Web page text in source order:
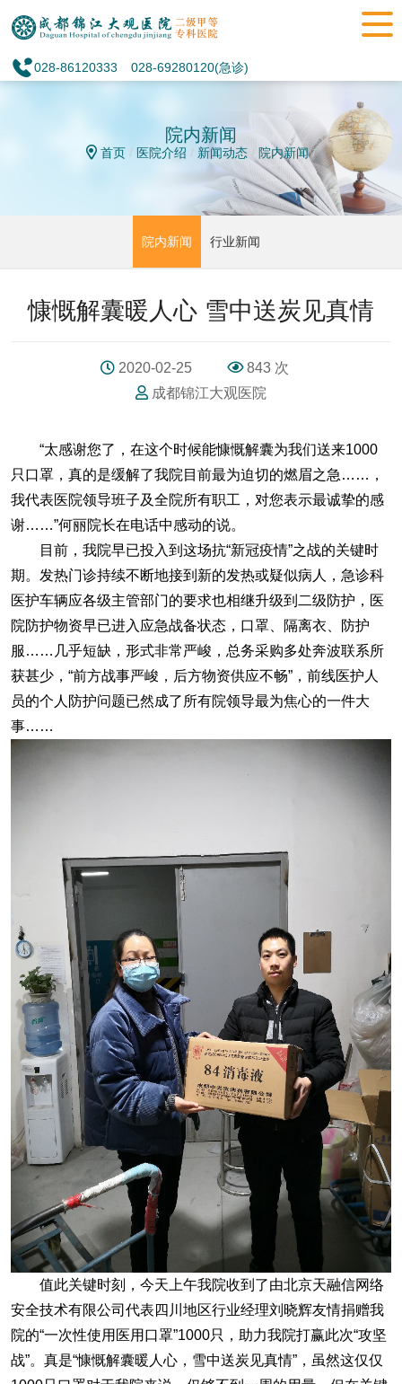
028-86120333 028-69280120(急诊)
院内新闻
首页 / 医院介绍 / 新闻动态 院内新闻/
院内新闻 行业新闻
慷慨解囊暖人心 雪中送炭见真情
2020-02-25
843 次
成都锦江大观医院
“太感谢您了，在这个时候能慷慨解囊为我们送来1000
只口罩，真的是缓解了我院目前最为迫切的燃眉之急……，
我代表医院领导班子及全院所有职工，对您表示最诚挚的感
谢……”何丽院长在电话中感动的说。
目前，我院早已投入到这场抗“新冠疫情”之战的关键时
期。发热门诊持续不断地接到新的发热或疑似病人，急诊科
医护车辆应各级主管部门的要求也相继升级到二级防护，医
院防护物资早已进入应急战备状态，口罩、隔离衣、防护
服……几乎短缺，形式非常严峻，总务采购多处奔波联系所
获甚少，“前方战事严峻，后方物资供应不畅”，前线医护人
员的个人防护问题已然成了所有院领导最为焦心的一件大
事……
值此关键时刻，今天上午我院收到了由北京天融信网络
安全技术有限公司代表四川地区行业经理刘晓辉友情捐赠我
院的“一次性使用医用口罩”1000只，助力我院打赢此次“攻坚
战”。真是“慷慨解囊暖人心，雪中送炭见真情”，虽然这仅仅